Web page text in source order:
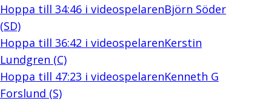
Hoppa till 34:46i videospelarenBjörn Söder
(SD)
Hoppa till 36:42 i videospelarenKerstin
Lundgren (C)
Hoppa till 47:23 i videospelarenKenneth G
Forslund (S)